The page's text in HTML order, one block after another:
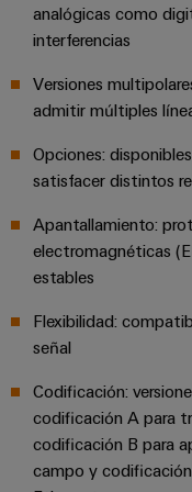
los
diferentes
de
la
de
máquinas
y
automatización
industrial
&
un
funcionamiento
seguro
soluciones
Industrial
AI
Acceso
remoto
Plataforma
de
Servicio
Industrial
Application
Workplace
&
analógicas como
interferencias
Versiones
admitir múltiples
Opciones:
satisfacer distintos
Apantallamiento:
electromagnéticas
estables
Flexibilidad:
señal
Codificación:
codificación A para
codificación B para
campo y